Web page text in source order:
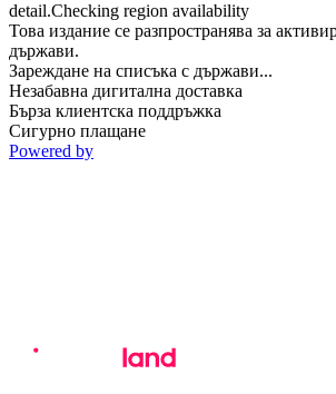
detail.Checking region availability
Това издание се разпространява за
държави.
Зареждане на списъка с държави...
Незабавна дигитална доставка
Бърза клиентска поддръжка
Сигурно плащане
Powered by